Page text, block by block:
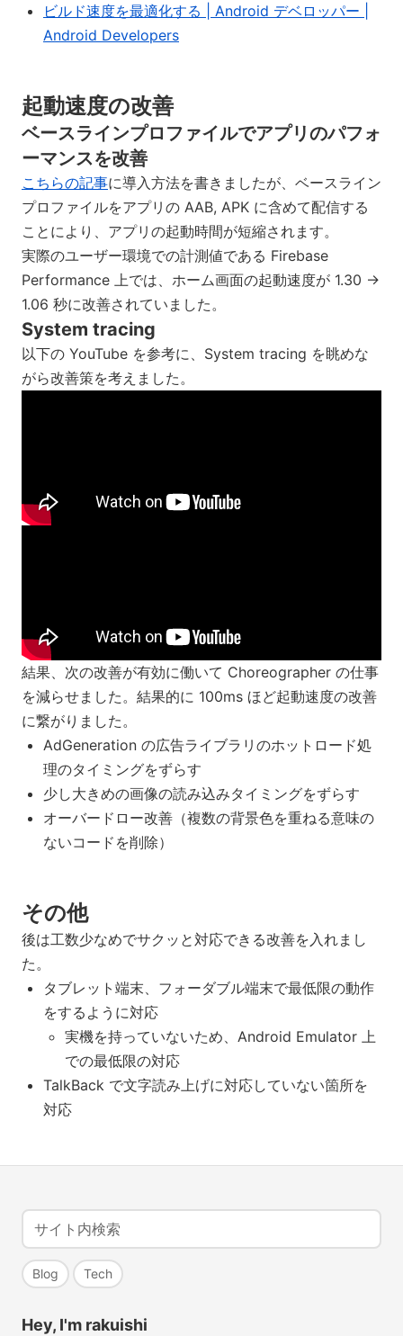
ビルド速度を最適化する | Android デベロッパー |
Android Developers
起動速度の改善
ベースラインプロファイルでアプリのパフォ
ーマンスを改善
こちらの記事に導入方法を書きましたが、ベースライン
プロファイルをアプリの AAB, APK に含めて配信する
ことにより、アプリの起動時間が短縮されます。
実際のユーザー環境での計測値である Firebase
Performance 上では、ホーム画面の起動速度が 1.30 →
1.06 秒に改善されていました。
System tracing
以下の YouTube を参考に、System tracing を眺めな
がら改善策を考えました。
結果、次の改善が有効に働いて Choreographer の仕事
を減らせました。結果的に 100ms ほど起動速度の改善
に繋がりました。
AdGeneration の広告ライブラリのホットロード処
理のタイミングをずらす
少し大きめの画像の読み込みタイミングをずらす
オーバードロー改善（複数の背景色を重ねる意味の
ないコードを削除）
その他
後は工数少なめでサクッと対応できる改善を入れまし
た。
タブレット端末、フォーダブル端末で最低限の動作
をするように対応
実機を持っていないため、Android Emulator 上
での最低限の対応
TalkBack で文字読み上げに対応していない箇所を
対応
Blog Tech
Hey, I'm rakuishi